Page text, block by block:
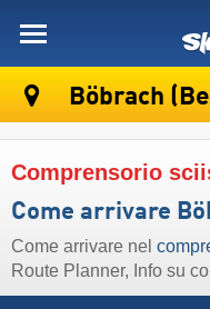
Böbrach
Comprensorio
Come arrivare
Come arrivare nel
Route Planner, Info su